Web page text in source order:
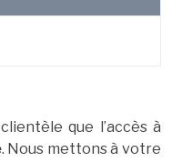
que l’accès à
. Nous mettons à votre